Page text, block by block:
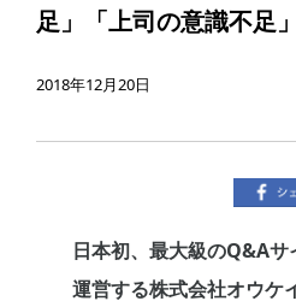
足」「上司の意識不足
2018年12月20日
日本初、最大級のQ&Aサ
運営する株式会社オウケ